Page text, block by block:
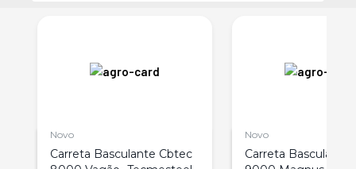
Novo
Carreta Basculante Cbtec
Novo
Carreta Basculante